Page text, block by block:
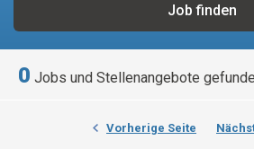
0 Jobs und Stellenangebote
Vorherige Seite